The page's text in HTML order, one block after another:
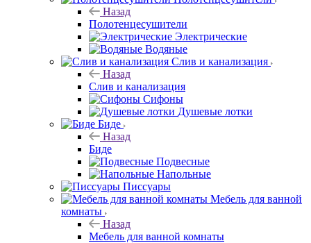
Назад
Полотенцесушители
Электрические
Водяные
Слив и канализация
Назад
Слив и канализация
Сифоны
Душевые лотки
Биде
Назад
Биде
Подвесные
Напольные
Писсуары
Мебель для ванной
комнаты
Назад
Мебель для ванной комнаты